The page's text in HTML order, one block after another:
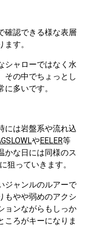
確認できる様な表層
す。
シャローではなく水
その中でちょっとし
多いです。
には岩盤系や流れ込
やEELER等
かな日には同様のス
狙っていきます。
ジャンルのルアーで
もやや弱めのアクシ
ョンながらもしっか
ころがキーになりま